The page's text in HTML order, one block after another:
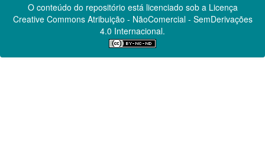
O conteúdo do repositório está licenciado sob a Licença
Creative CommonsAtribuição - NãoComercial - SemDerivações
4.0 Internacional.